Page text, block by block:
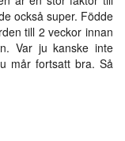
också super. Födde
till 2 veckor innan
Var ju kanske inte
mår fortsatt bra. Så